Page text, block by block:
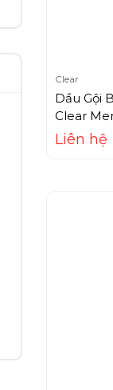
Clear
Dầu Gội
Clear
Liên hệ